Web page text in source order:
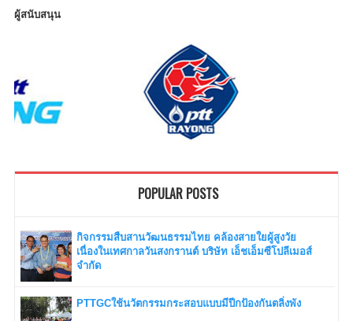
ผู้สนับสนุน
POPULAR POSTS
กิจกรรมสืบสานวัฒนธรรมไทย คล้องสายใยผู้สูงวัย
เนื่องในเทศกาลวันสงกรานต์ บริษัท เอ็ชเอ็มซีโปลีเมอส์
จำกัด
PTTGCใช้นวัตกรรมกระสอบแบบมีปีกป้องกันตลิ่งพัง